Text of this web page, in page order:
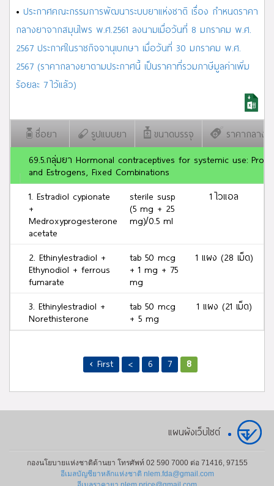
• ประกาศคณะกรรมการพัฒนาระบบยาแห่งชาติ เรื่อง กำหนดราคา
กลางยาจากสมุนไพร พ.ศ.2561 ลงนามเมื่อวันที่ 8 มกราคม พ.ศ.
2567 ประกาศในราชกิจจานุเบกษา เมื่อวันที่ 30 มกราคม พ.ศ.
2567 (ราคากลางยาตามประกาศนี้ เป็นราคาที่รวมภาษีมูลค่าเพิ่ม
ร้อยละ 7 ไว้แล้ว)
ชื่อยา รูปแบบยา ขนาดบรรจุ
ราคากลาง
69.5.กลุ่มยา Hormonal contraceptives for systemic use:
and Estrogens, Fixed Combinations
1. Estradiol cypionate
+
Medroxyprogesterone
acetate
sterile susp
(5 mg + 25
mg)/0.5 ml
1 ไวแอล
2. Ethinylestradiol +
Ethynodiol + ferrous
fumarate
tab 50 mcg
+ 1 mg + 75
mg
1 แผง (28 เม็ด)
3. Ethinylestradiol +
Norethisterone
tab 50 mcg
+ 5 mg
1 แผง (21 เม็ด)
+ 0.5 mg
and estrogens, sequential preparations
(30 mcg +
125 mcg) 15
tab
‹ First < 6 7 8
แผนผังเว็บไซต์
กองนโยบายแห่งชาติด้านยา โทรศัพท์ 02 590 7000 ต่อ 71416, 97155
อีเมลบัญชียาหลักแห่งชาติ nlem.fda@gmail.com